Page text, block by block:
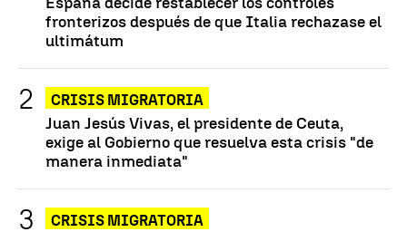
fronterizos después de que Italia rechazase el
ultimátum
CRISIS MIGRATORIA
Juan Jesús Vivas, el presidente de Ceuta,
exige al Gobierno que resuelva esta crisis "de
manera inmediata"
CRISIS MIGRATORIA